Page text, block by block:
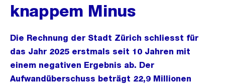
knappem Minus
Die Rechnung der Stadt Zürich schliesst für
das Jahr 2025 erstmals seit 10 Jahren mit
einem negativen Ergebnis ab. Der
Aufwandüberschuss beträgt 22,9 Millionen